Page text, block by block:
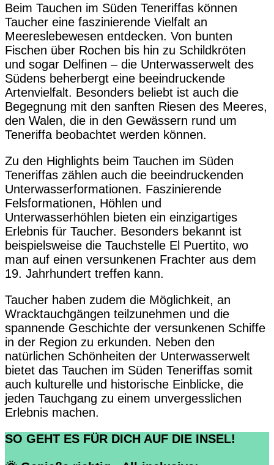
Beim Tauchen im Süden Teneriffas können
Taucher eine faszinierende Vielfalt an
Meereslebewesen entdecken. Von bunten
Fischen über Rochen bis hin zu Schildkröten
und sogar Delfinen – die Unterwasserwelt des
Südens beherbergt eine beeindruckende
Artenvielfalt. Besonders beliebt ist auch die
Begegnung mit den sanften Riesen des Meeres,
den Walen, die in den Gewässern rund um
Teneriffa beobachtet werden können.
Zu den Highlights beim Tauchen im Süden
Teneriffas zählen auch die beeindruckenden
Unterwasserformationen. Faszinierende
Felsformationen, Höhlen und
Unterwasserhöhlen bieten ein einzigartiges
Erlebnis für Taucher. Besonders bekannt ist
beispielsweise die Tauchstelle El Puertito, wo
man auf einen versunkenen Frachter aus dem
19. Jahrhundert treffen kann.
Taucher haben zudem die Möglichkeit, an
Wracktauchgängen teilzunehmen und die
spannende Geschichte der versunkenen Schiffe
in der Region zu erkunden. Neben den
natürlichen Schönheiten der Unterwasserwelt
bietet das Tauchen im Süden Teneriffas somit
auch kulturelle und historische Einblicke, die
jeden Tauchgang zu einem unvergesslichen
Erlebnis machen.
SO GEHT ES FÜR DICH AUF DIE INSEL!